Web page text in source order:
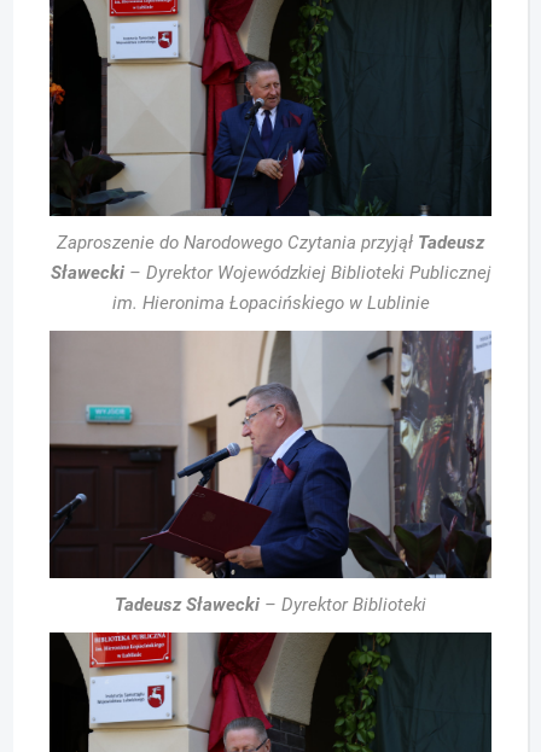
Zaproszenie do Narodowego Czytania przyjął Tadeusz
Sławecki– Dyrektor Wojewódzkiej Biblioteki Publicznej
im. Hieronima Łopacińskiego w Lublinie
Tadeusz Sławecki – Dyrektor Biblioteki